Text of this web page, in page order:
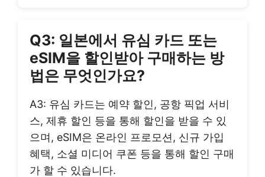
Q3: 일본에서 유심 카드 또는
eSIM을 할인받아 구매하는 방
법은 무엇인가요?
A3: 유심 카드는 예약 할인, 공항 픽업 서비
스, 제휴 할인 등을 통해 할인을 받을 수 있
으며, eSIM은 온라인 프로모션, 신규 가입
혜택, 소셜 미디어 쿠폰 등을 통해 할인 구매
가 할 수 있습니다.